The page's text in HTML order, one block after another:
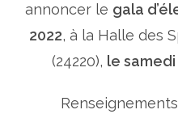
annoncer le gala
2022, à la Halle des
(24220), le samedi